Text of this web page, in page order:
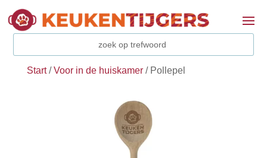
Start/Voor in de huiskamer/ Pollepel